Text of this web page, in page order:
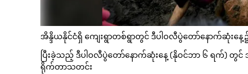
အိန္ဒိယနိုင်ငံရှိ ကျေးရွာတစ်ရွာတွင် ဒီပါဝလီပွဲတော်နောက်ဆုံးနေ့
ပြီးခဲ့သည့် ဒီပါဝလီပွဲတော်နောက်ဆုံးနေ့ (နိုဝင်ဘာ ၆ ရက်) တွင်
ရိုက်တာသတင်း